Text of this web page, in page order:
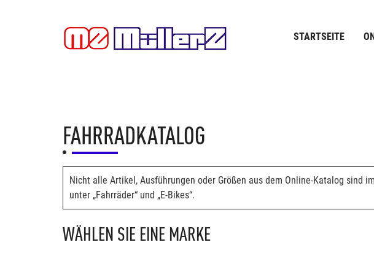
STARTSEITE
FAHRRADKATALOG
Nicht alle Artikel, Ausführungen oder Größen aus dem Online-Katalog sind
unter „Fahrräder“ und „E-Bikes“.
WÄHLEN SIE EINE MARKE